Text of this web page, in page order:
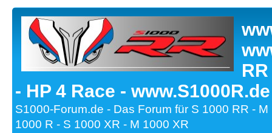
- HP 4 Race -
S1000-Forum.de - Das Forum für S 1000 RR -
1000 R - S 1000 XR - M 1000 XR